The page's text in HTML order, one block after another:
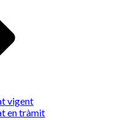
vigent
en tràmit